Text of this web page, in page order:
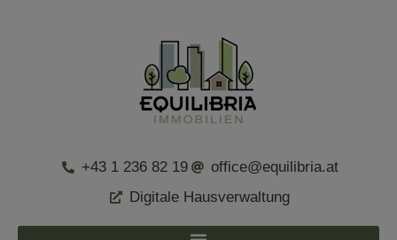
+43 1 236 82 19
office@equilibria.at
Digitale Hausverwaltung